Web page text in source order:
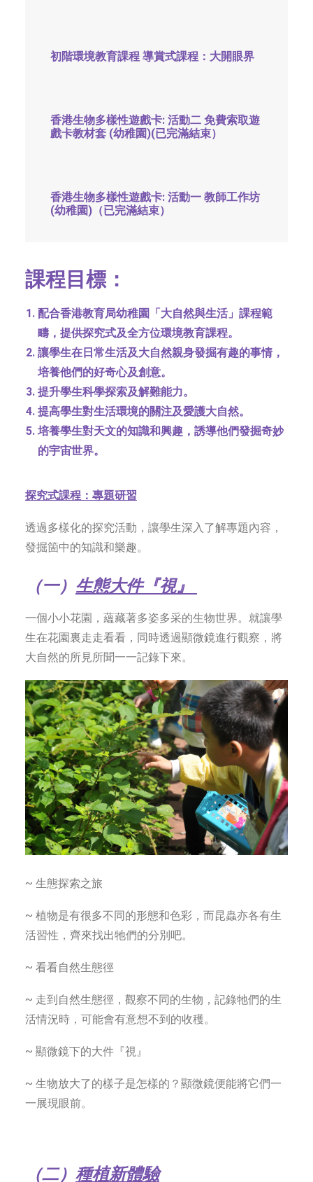
初階環境教育課程 導賞式課程：大開眼界
香港生物多樣性遊戲卡: 活動二 免費索取遊
戲卡教材套 (幼稚園)(已完滿結束）
香港生物多樣性遊戲卡: 活動一 教師工作坊
(幼稚園)（已完滿結束）
課程目標：
配合香港教育局幼稚園「大自然與生活」課程範
疇，提供探究式及全方位環境教育課程。
讓學生在日常生活及大自然親身發掘有趣的事情，
培養他們的好奇心及創意。
提升學生科學探索及解難能力。
提高學生對生活環境的關注及愛護大自然。
培養學生對天文的知識和興趣，誘導他們發掘奇妙
的宇宙世界。
探究式課程：專題研習
透過多樣化的探究活動，讓學生深入了解專題內容，
發掘箇中的知識和樂趣。
（一） 生態大件『視』
一個小小花園，蘊藏著多姿多采的生物世界。就讓學
生在花園裏走走看看，同時透過顯微鏡進行觀察，將
大自然的所見所聞一一記錄下來。
~ 生態探索之旅
~ 植物是有很多不同的形態和色彩，而昆蟲亦各有生
活習性，齊來找出牠們的分別吧。
~ 看看自然生態徑
~ 走到自然生態徑，觀察不同的生物，記錄牠們的生
活情況時，可能會有意想不到的收穫。
~ 顯微鏡下的大件『視』
~ 生物放大了的樣子是怎樣的？顯微鏡便能將它們一
一展現眼前。
（二） 種植新體驗